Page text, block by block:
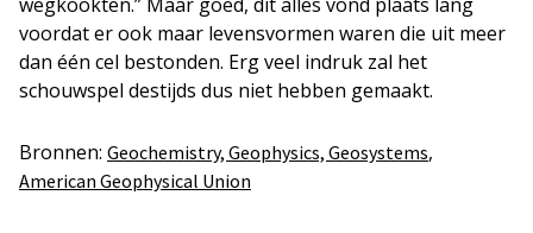
voordat er ook maar levensvormen waren die uit meer
dan één cel bestonden. Erg veel indruk zal het
schouwspel destijds dus niet hebben gemaakt.
Bronnen: Geochemistry, Geophysics, Geosystems,
American Geophysical Union